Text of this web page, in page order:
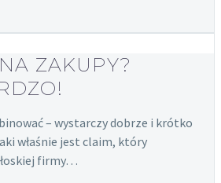
ZAKUPY?
– wystarczy dobrze i krótko
właśnie jest claim, który
firmy…